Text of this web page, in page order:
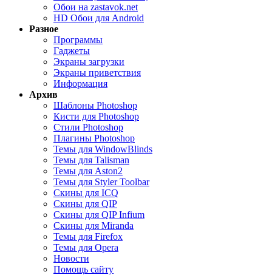
Обои на zastavok.net
HD Обои для Android
Разное
Программы
Гаджеты
Экраны загрузки
Экраны приветствия
Информация
Архив
Шаблоны Photoshop
Кисти для Photoshop
Стили Photoshop
Плагины Photoshop
Темы для WindowBlinds
Темы для Talisman
Темы для Aston2
Темы для Styler Toolbar
Скины для ICQ
Скины для QIP
Скины для QIP Infium
Скины для Miranda
Темы для Firefox
Темы для Opera
Новости
Помощь сайту